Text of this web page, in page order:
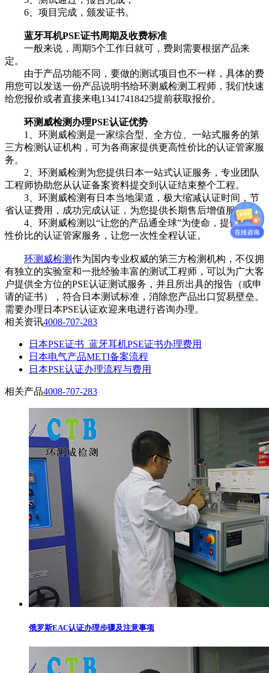
6、项目完成，颁发证书。
蓝牙耳机PSE证书周期及收费标准
一般来说，周期5个工作日就可，费则需要根据产品来
定。
由于产品功能不同，要做的测试项目也不一样，具体的费
用您可以发送一份产品说明书给环测威检测工程师，我们快速
给您报价或者直接来电13417418425提前获取报价。
环测威检测办理PSE认证优势
1、环测威检测是一家综合型、全方位、一站式服务的第
三方检测认证机构，可为各商家提供更高性价比的认证管家服
务。
2、环测威检测为您提供日本一站式认证服务，专业团队
工程师协助您从认证备案资料提交到认证结束整个工程。
3、环测威检测有日本当地渠道，极大缩减认证时间，节
省认证费用，成功完成认证，为您提供长期售后增值服务！
4、环测威检测以“让您的产品通全球”为使命，提供更高
性价比的认证管家服务，让您一次性全程认证。
环测威检测作为国内专业权威的第三方检测机构，不仅拥
有独立的实验室和一批经验丰富的测试工程师，可以为广大客
户提供全方位的PSE认证测试服务，并且所出具的报告（或申
请的证书），符合日本测试标准，消除您产品出口贸易壁垒。
需要办理日本PSE认证欢迎来电进行咨询办理。
相关资讯4008-707-283
日本PSE证书_蓝牙耳机PSE证书办理费用
日本电气产品METI备案流程
日本PSE认证办理流程与费用
相关产品4008-707-283
俄罗斯EAC认证办理步骤及注意事项